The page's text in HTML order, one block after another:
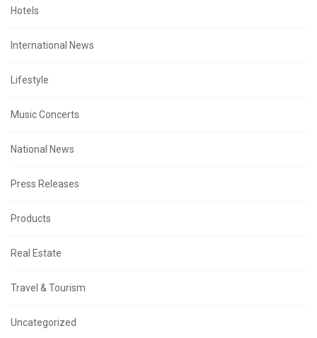
Hotels
International News
Lifestyle
Music Concerts
National News
Press Releases
Products
Real Estate
Travel & Tourism
Uncategorized